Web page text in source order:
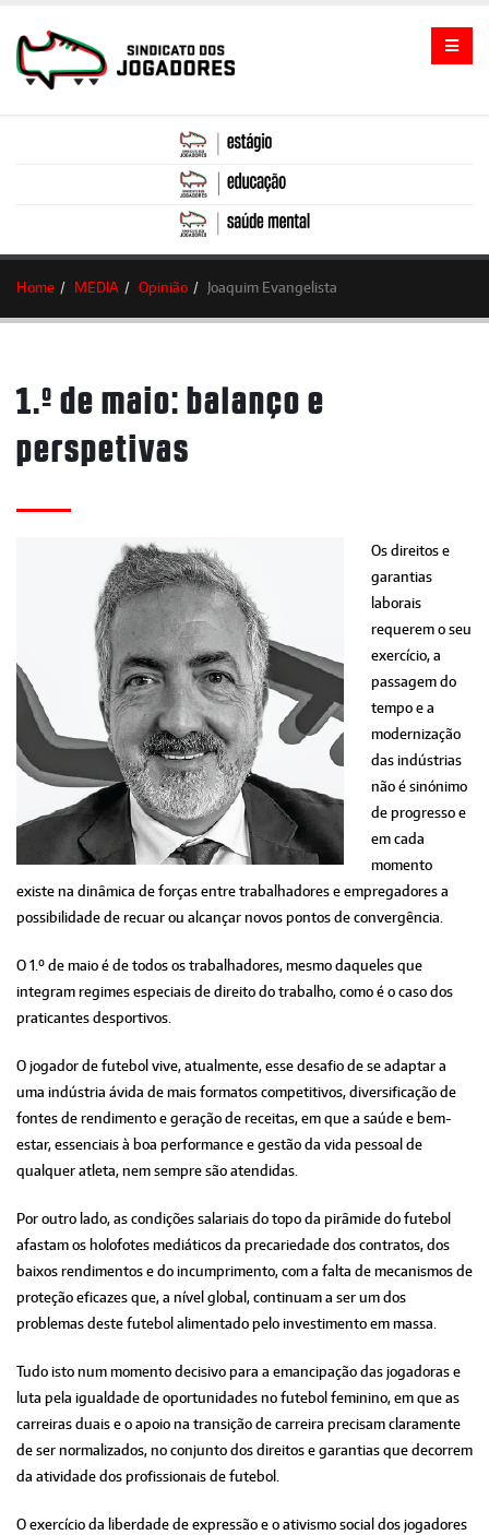
Home MEDIA Opinião Joaquim Evangelista
1.º de maio: balanço e
perspetivas
Os direitos e
garantias
laborais
requerem o seu
exercício, a
passagem do
tempo e a
modernização
das indústrias
não é sinónimo
de progresso e
em cada
momento
existe na dinâmica de forças entre trabalhadores e empregadores a
possibilidade de recuar ou alcançar novos pontos de convergência.
O 1.º de maio é de todos os trabalhadores, mesmo daqueles que
integram regimes especiais de direito do trabalho, como é o caso dos
praticantes desportivos.
O jogador de futebol vive, atualmente, esse desafio de se adaptar a
uma indústria ávida de mais formatos competitivos, diversificação de
fontes de rendimento e geração de receitas, em que a saúde e bem-
estar, essenciais à boa performance e gestão da vida pessoal de
qualquer atleta, nem sempre são atendidas.
Por outro lado, as condições salariais do topo da pirâmide do futebol
afastam os holofotes mediáticos da precariedade dos contratos, dos
baixos rendimentos e do incumprimento, com a falta de mecanismos de
proteção eficazes que, a nível global, continuam a ser um dos
problemas deste futebol alimentado pelo investimento em massa.
Tudo isto num momento decisivo para a emancipação das jogadoras e
luta pela igualdade de oportunidades no futebol feminino, em que as
carreiras duais e o apoio na transição de carreira precisam claramente
de ser normalizados, no conjunto dos direitos e garantias que decorrem
da atividade dos profissionais de futebol.
O exercício da liberdade de expressão e o ativismo social dos jogadores